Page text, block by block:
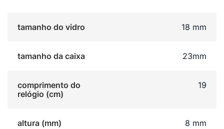
tamanho do vidro 18 mm
tamanho da caixa 23mm
comprimento do
relógio (cm)
19
altura (mm) 8 mm